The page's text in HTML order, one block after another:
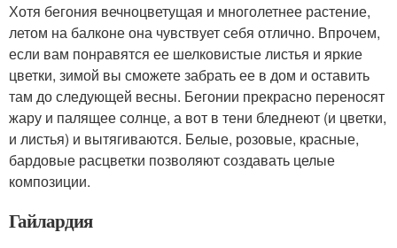
Хотя бегония вечноцветущая и многолетнее растение,
летом на балконе она чувствует себя отлично. Впрочем,
если вам понравятся ее шелковистые листья и яркие
цветки, зимой вы сможете забрать ее в дом и оставить
там до следующей весны. Бегонии прекрасно переносят
жару и палящее солнце, а вот в тени бледнеют (и цветки,
и листья) и вытягиваются. Белые, розовые, красные,
бардовые расцветки позволяют создавать целые
композиции.
Гайлардия